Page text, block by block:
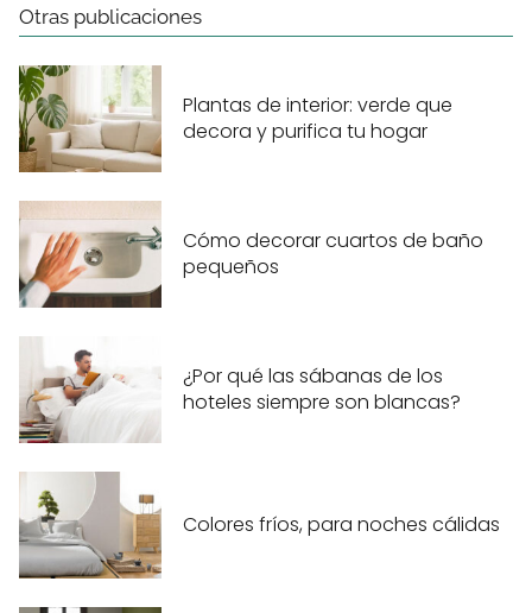
Otras publicaciones
Plantas de interior: verde que
decora y purifica tu hogar
Cómo decorar cuartos de baño
pequeños
¿Por qué las sábanas de los
hoteles siempre son blancas?
Colores fríos, para noches cálidas